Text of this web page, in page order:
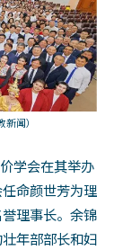
新闻）
学会在其举办
命颜世芳为理
理事长。余锦
年部部长和妇